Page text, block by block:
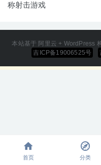
称射击游戏
本站基于 阿里云 + WordPress
吉ICP备19006525号
首页 分类